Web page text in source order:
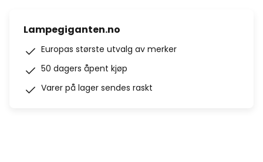
Lampegiganten.no
Europas største utvalg av merker
50 dagers åpent kjøp
Varer på lager sendes raskt